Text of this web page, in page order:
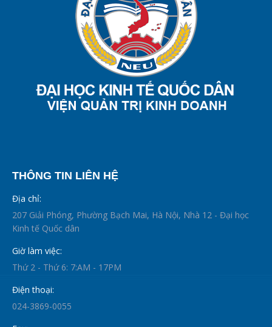
THÔNG TIN LIÊN HỆ
Địa chỉ:
207 Giải Phóng, Phường Bạch Mai, Hà Nội, Nhà 12 - Đại học
Kinh tế Quốc dân
Giờ làm việc:
Thứ 2 - Thứ 6: 7:AM - 17PM
Điện thoại:
024-3869-0055